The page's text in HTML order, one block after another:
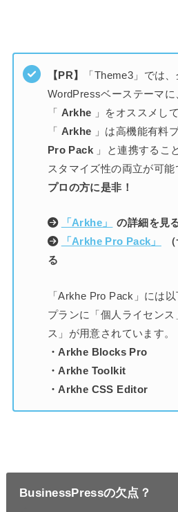
【PR】
「Theme3」では
WordPressベーステーマ
「 Arkhe 」をオススメし
「 Arkhe 」は高機能有料
Pro Pack 」と連携するこ
スタマイズ性の両立が可能
プロの方に是非！
「Arkhe」
の詳細を見
「Arkhe Pro Pack」
る
「Arkhe Pro Pack」には
プランに「個人ライセン
ス」が用意されています。
・Arkhe Blocks Pro
・Arkhe Toolkit
・Arkhe CSS Editor
BusinessPressの欠点？